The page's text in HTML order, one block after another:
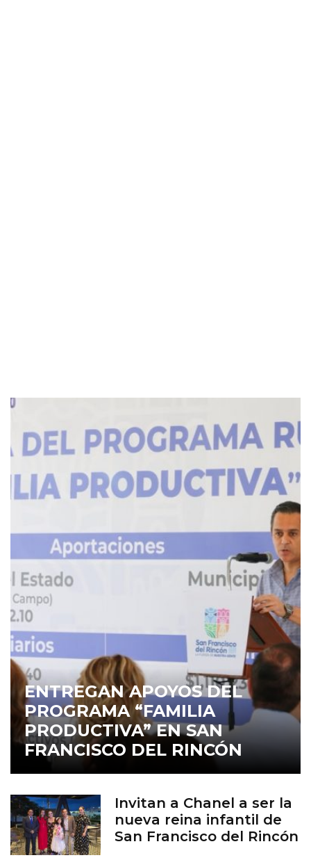
ENTREGAN APOYOS DEL
PROGRAMA “FAMILIA
PRODUCTIVA” EN SAN
FRANCISCO DEL RINCÓN
Invitan a Chanel a ser la
nueva reina infantil de
San Francisco del Rincón